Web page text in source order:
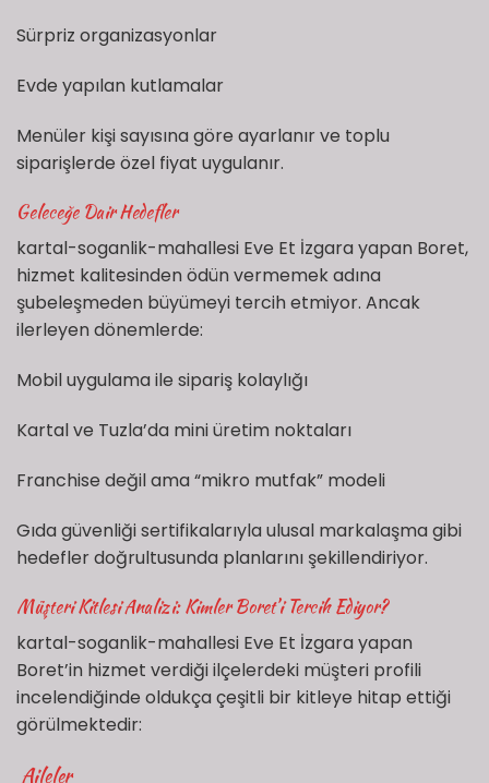
Sürpriz organizasyonlar
Evde yapılan kutlamalar
Menüler kişi sayısına göre ayarlanır ve toplu
siparişlerde özel fiyat uygulanır.
Geleceğe Dair Hedefler
kartal-soganlik-mahallesi Eve Et İzgara yapan Boret,
hizmet kalitesinden ödün vermemek adına
şubeleşmeden büyümeyi tercih etmiyor. Ancak
ilerleyen dönemlerde:
Mobil uygulama ile sipariş kolaylığı
Kartal ve Tuzla’da mini üretim noktaları
Franchise değil ama “mikro mutfak” modeli
Gıda güvenliği sertifikalarıyla ulusal markalaşma gibi
hedefler doğrultusunda planlarını şekillendiriyor.
Müşteri Kitlesi Analizi: Kimler Boret’i Tercih Ediyor?
kartal-soganlik-mahallesi Eve Et İzgara yapan
Boret’in hizmet verdiği ilçelerdeki müşteri profili
incelendiğinde oldukça çeşitli bir kitleye hitap ettiği
görülmektedir:
‍‍‍ Aileler